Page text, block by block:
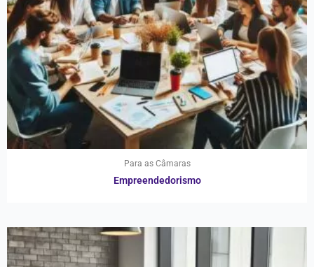
Para as Câmaras
Empreendedorismo